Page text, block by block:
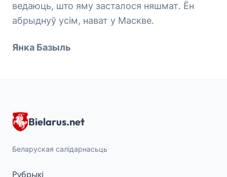
ведаюць, што яму засталося няшмат. Ён
абрыднуў усім, нават у Маскве.
Янка Базыль
Bielarus.net
Беларуская салідарнасьць
Рубрыкі